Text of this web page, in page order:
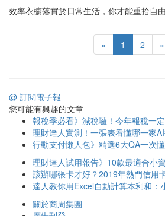
效率衣櫥落實於日常生活，你才能重拾自由
« 1 2 »
@ 訂閱電子報
您可能有興趣的文章
報稅季必看》減稅囉！今年報稅一
理財達人實測！一張表看懂哪一家
行動支付懶人包》精選6大QA一次
理財達人試用報告》10款最適合小
該辦哪張卡才好？2019年熱門信用
達人教你用Excel自動計算本利和：
關於商周集團